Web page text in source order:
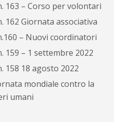
163 – Corso per volontari
162 Giornata associativa
– Nuovi coordinatori
159 – 1 settembre 2022
158 18 agosto 2022
mondiale contro la
umani